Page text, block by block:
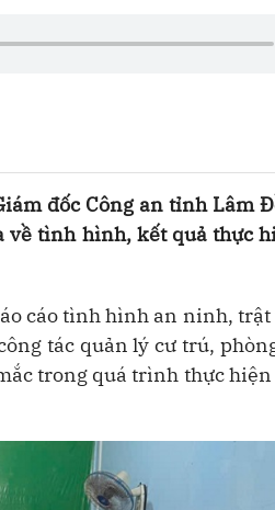
đốc Công an tỉnh Lâm
về tình hình, kết quả thực
cáo tình hình an ninh,
tác quản lý cư trú,
trong quá trình thực